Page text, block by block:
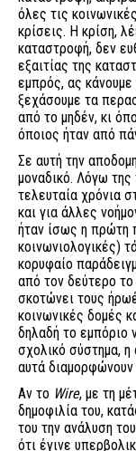
όλες τις
κρίσεις. Η κρίση,
καταστροφή, δεν
εξαιτίας της
εμπρός, ας κάνουμε
ξεχάσουμε τα
από το μηδέν, κι
όποιος ήταν από
Σε αυτή την
μοναδικό. Λόγω
τελευταία χρόνια
και για άλλες
ήταν ίσως η πρώτη
κοινωνιολογικές)
κορυφαίο
από τον δεύτερο το
σκοτώνει τους
κοινωνικές δομές
δηλαδή το εμπόριο
σχολικό σύστημα, η
αυτά διαμορφώνουν
Αν το Wire, με τη
δημοφιλία του,
του την ανάλυση
ότι έγινε